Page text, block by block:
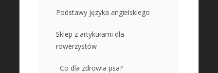
Podstawy języka angielskiego
Sklep z artykułami dla
rowerzystów
Co dla zdrowia psa?